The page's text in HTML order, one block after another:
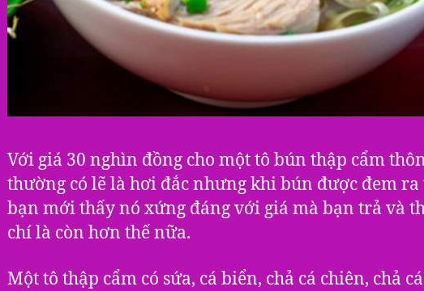
Với giá 30 nghìn đồng cho một tô bún thập cẩm
thường có lẽ là hơi đắc nhưng khi bún được đem
bạn mới thấy nó xứng đáng với giá mà bạn trả và
chí là còn hơn thế nữa.
Một tô thập cẩm có sứa, cá biển, chả cá chiên, chả